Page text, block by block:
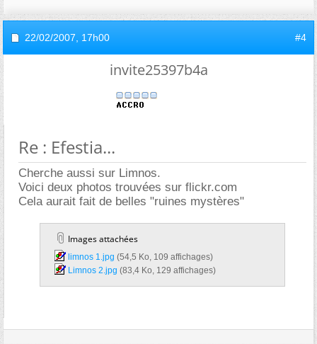
22/02/2007, 17h00 #4
invite25397b4a
Re : Efestia...
Cherche aussi sur Limnos.
Voici deux photos trouvées sur flickr.com
Cela aurait fait de belles "ruines mystères"
Images attachées
limnos 1.jpg‎ (54,5 Ko, 109 affichages)
Limnos 2.jpg‎ (83,4 Ko, 129 affichages)